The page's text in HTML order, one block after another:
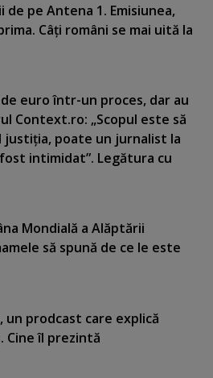
de pe Antena 1. Emisiunea,
Câţi români se mai uită la
euro într-un proces, dar au
Context.ro: „Scopul este să
justiţia, poate un jurnalist la
intimidat”. Legătura cu
Mondială a Alăptării
să spună de ce le este
un prodcast care explică
Cine îl prezintă